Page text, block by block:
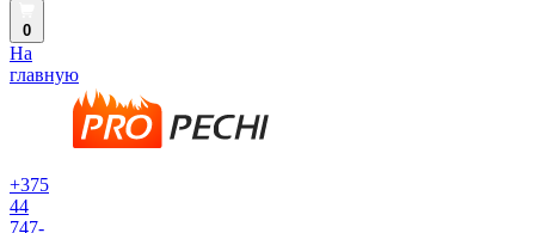
0
На
главную
+375
44
747-